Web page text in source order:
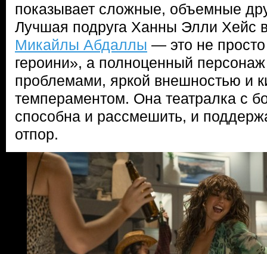
показывает сложные, объемные
Лучшая подруга Ханны Элли Хейс
Микайлы Абдаллы — это не
героини», а полноценный
проблемами, яркой внешностью и
темпераментом. Она театралка с
способна и рассмешить, и
отпор.